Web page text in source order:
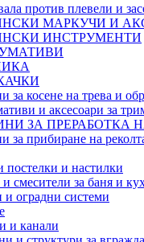
против плевели и
МАРКУЧИ И
ИНСТРУМЕНТИ
за косене на трева и
и аксесоари за
ЗА ПРЕРАБОТКА
за прибиране на
постелки и настилки
смесители за баня и
и оградни системи
и канали